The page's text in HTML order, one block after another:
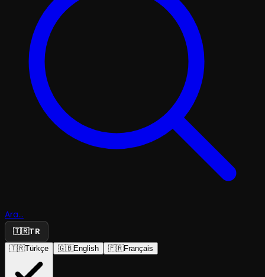
Ara...
🇹🇷TR
🇹🇷Türkçe 🇬🇧English 🇫🇷Français